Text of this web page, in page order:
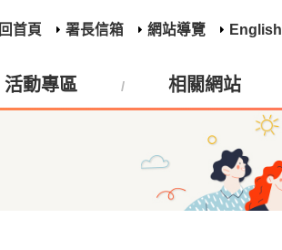
回首頁
署長信箱 網站導覽 English
活動專區 相關網站